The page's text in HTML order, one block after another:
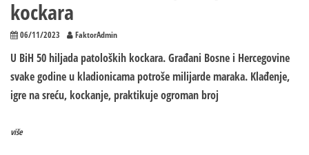
kockara
06/11/2023 FaktorAdmin
U BiH 50 hiljada patoloških kockara. Građani Bosne i Hercegovine
svake godine u kladionicama potroše milijarde maraka. Klađenje,
igre na sreću, kockanje, praktikuje ogroman broj
više